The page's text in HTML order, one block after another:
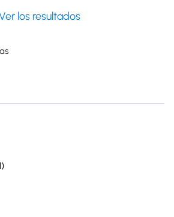
los resultados